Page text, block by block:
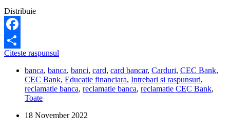
Distribuie
Facebook
Share
Citeste raspunsul
poate
reinnoi
cardul
pentru
banca, banca, banci, card, card bancar, Carduri, CEC Bank,
CEC Bank, Educatie financiara, Intrebari si raspunsuri,
reclamatie banca, reclamatie banca, reclamatie CEC Bank,
Toate
18 November 2022